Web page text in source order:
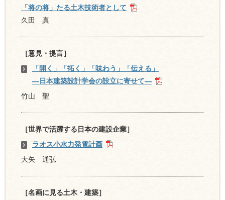
「将の将」たる土木技術者として
久田 真
［意見・提言］
「開く」「拓く」「味わう」「伝える」
―日本建築設計学会の設立に寄せて―
竹山 聖
［世界で活躍する日本の建設企業］
ラオス小水力発電計画
大矢 通弘
［名画に見る土木・建築］